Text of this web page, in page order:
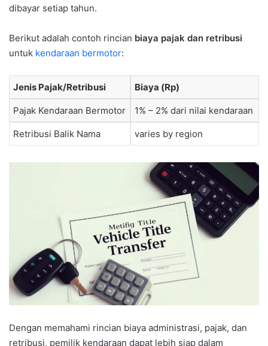
dibayar setiap tahun.
Berikut adalah contoh rincian biaya pajak dan retribusi
untuk kendaraan bermotor:
Jenis Pajak/Retribusi Biaya (Rp)
Pajak Kendaraan Bermotor 1% – 2% dari nilai kendaraan
Retribusi Balik Nama varies by region
Dengan memahami rincian biaya administrasi, pajak, dan
retribusi, pemilik kendaraan dapat lebih siap dalam